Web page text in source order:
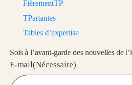
FièrementTP
TPartantes
Tables d’expertise
Sois à l’avant-garde des nouvelles de
E-mail(Nécessaire)